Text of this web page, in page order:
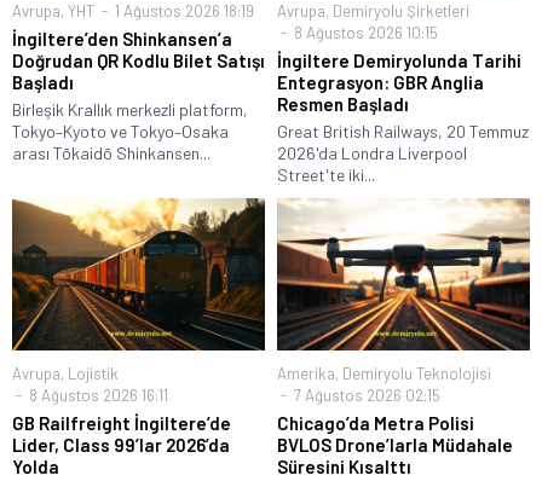
Avrupa, YHT 1 Ağustos 2026 18:19
İngiltere’den Shinkansen’a
Doğrudan QR Kodlu Bilet Satışı
Başladı
Birleşik Krallık merkezli platform,
Tokyo–Kyoto ve Tokyo–Osaka
arası Tōkaidō Shinkansen...
Avrupa, Demiryolu Şirketleri
8 Ağustos 2026 10:15
İngiltere Demiryolunda Tarihi
Entegrasyon: GBR Anglia
Resmen Başladı
Great British Railways, 20 Temmuz
2026'da Londra Liverpool
Street'te iki...
Avrupa, Lojistik
8 Ağustos 2026 16:11
GB Railfreight İngiltere’de
Lider, Class 99’lar 2026’da
Yolda
Amerika, Demiryolu Teknolojisi
7 Ağustos 2026 02:15
Chicago’da Metra Polisi
BVLOS Drone’larla Müdahale
Süresini Kısalttı